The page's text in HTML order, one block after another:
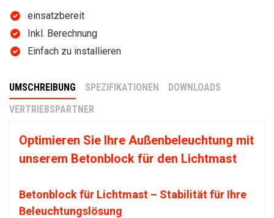
einsatzbereit
Inkl. Berechnung
Einfach zu installieren
UMSCHREIBUNG SPEZIFIKATIONEN
DOWNLOADS
VERTRIEBSPARTNER
Optimieren Sie Ihre Außenbeleuchtung mit
unserem Betonblock für den Lichtmast
Betonblock für Lichtmast – Stabilität für Ihre
Beleuchtungslösung